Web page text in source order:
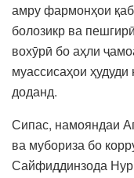
амру фармонҳои
болозикр ва
вохӯрӣ бо аҳли
муассисаҳои
доданд.
Сипас, намояндаи
ва мубориза бо
Сайфиддинзода